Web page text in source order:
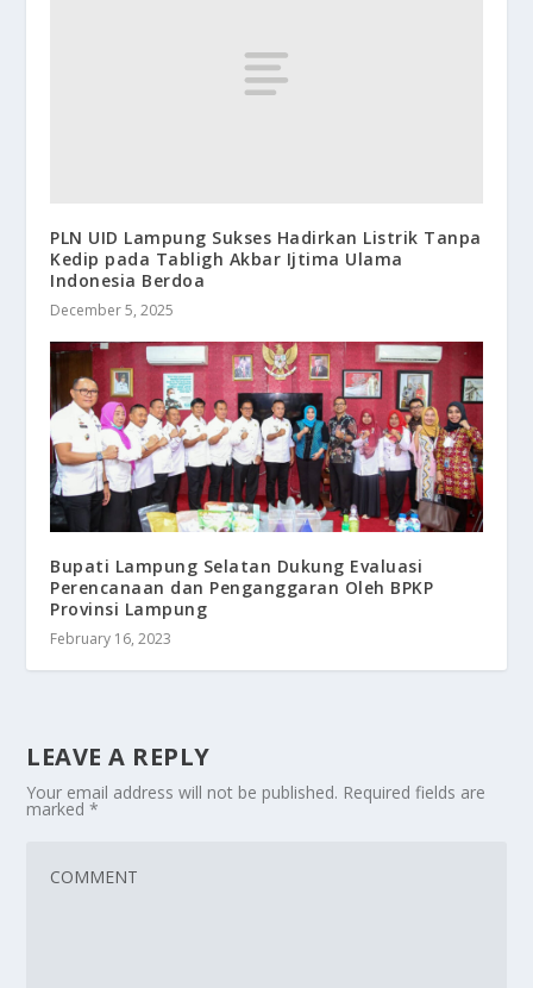
PLN UID Lampung Sukses Hadirkan Listrik Tanpa
Kedip pada Tabligh Akbar Ijtima Ulama
Indonesia Berdoa
December 5, 2025
Bupati Lampung Selatan Dukung Evaluasi
Perencanaan dan Penganggaran Oleh BPKP
Provinsi Lampung
February 16, 2023
LEAVE A REPLY
Your email address will not be published. Required fields are
marked*